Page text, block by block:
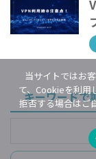
キーワードで
当サイトではお
て、Cookieを利用
拒否する場合はご